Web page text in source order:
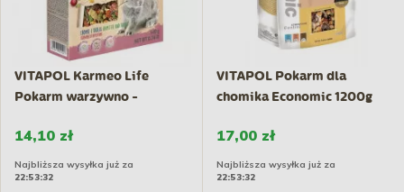
VITAPOL Karmeo Life
Pokarm warzywno -
14,10 zł
Najbliższa wysyłka już za
22:53:31
VITAPOL Pokarm dla
chomika Economic 1200g
17,00 zł
Najbliższa wysyłka już za
22:53:31